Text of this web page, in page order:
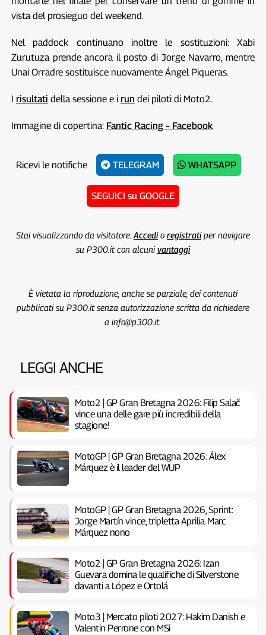
vista del prosieguo del weekend.
Nel paddock continuano inoltre le sostituzioni: Xabi
Zurutuza prende ancora il posto di Jorge Navarro, mentre
Unai Orradre sostituisce nuovamente Ángel Piqueras.
I risultati della sessione e i run dei piloti di Moto2.
Immagine di copertina: Fantic Racing – Facebook
Ricevi le notifiche TELEGRAM WHATSAPP
SEGUICI su GOOGLE
Stai visualizzando da visitatore. Accedio registratiper navigare
su P300.it con alcunivantaggi
È vietata la riproduzione, anche se parziale, dei contenuti
pubblicati su P300.it senza autorizzazione scritta da richiedere
a info@p300.it.
LEGGI ANCHE
Moto2 | GP Gran Bretagna 2026: Filip Salač
vince una delle gare più incredibili della
stagione!
MotoGP | GP Gran Bretagna 2026: Álex
Márquez è il leader del WUP
MotoGP | GP Gran Bretagna 2026, Sprint:
Jorge Martín vince, tripletta Aprilia. Marc
Márquez nono
Moto2 | GP Gran Bretagna 2026: Izan
Guevara domina le qualifiche di Silverstone
davanti a López e Ortolá
Moto3 | Mercato piloti 2027: Hakim Danish e
Valentin Perrone con MSi